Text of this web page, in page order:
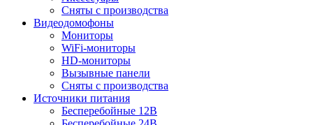
Сняты с производства
Видеодомофоны
Мониторы
WiFi-мониторы
HD-мониторы
Вызывные панели
Сняты с производства
Источники питания
Бесперебойные 12В